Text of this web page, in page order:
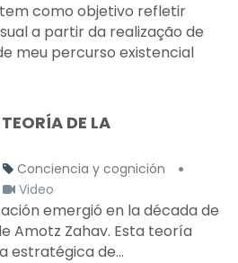
como objetivo refletir
a partir da realização de
meu percurso existencial
DE LA
Conciencia y cognición
Video
emergió en la década de
Amotz Zahav. Esta teoría
estratégica de...